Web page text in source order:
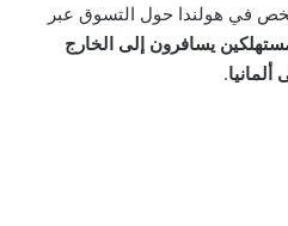
“كاسا” آراء 2500 شخص في هولندا حول التسوق عبر
يسافرون إلى الخارج
.